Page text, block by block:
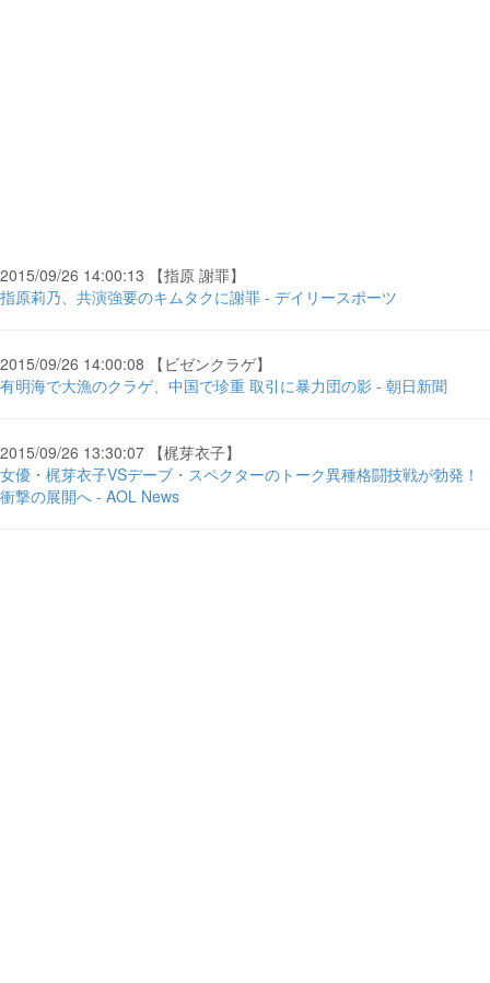
2015/09/26 14:00:13 【指原 謝罪】
指原莉乃、共演強要のキムタクに謝罪 - デイリースポーツ
2015/09/26 14:00:08 【ビゼンクラゲ】
有明海で大漁のクラゲ、中国で珍重 取引に暴力団の影 - 朝日新聞
2015/09/26 13:30:07 【梶芽衣子】
女優・梶芽衣子VSデーブ・スペクターのトーク異種格闘技戦が勃発！
衝撃の展開へ - AOL News